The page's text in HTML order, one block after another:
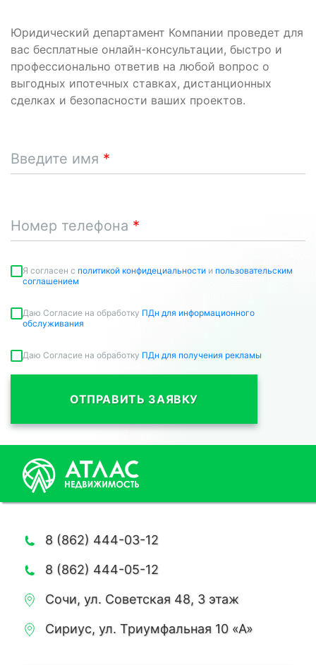
Юридический департамент Компании проведет для
вас бесплатные онлайн-консультации, быстро и
профессионально ответив на любой вопрос о
выгодных ипотечных ставках, дистанционных
сделках и безопасности ваших проектов.
Введите имя
Номер телефона
Я согласен c политикой конфидециальности и пользовательским
соглашением
Даю Согласие на обработку ПДн для информационного
обслуживания
Даю Согласие на обработку ПДн для получения рекламы
ОТПРАВИТЬ ЗАЯВКУ
8 (862) 444-03-12
8 (862) 444-05-12
Сочи, ул. Советская 48, 3 этаж
Сириус, ул. Триумфальная 10 «А»